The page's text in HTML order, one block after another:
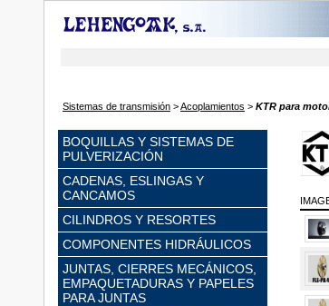
Sistemas de transmisión >Acoplamientos > KTR para
BOQUILLAS Y SISTEMAS DE
PULVERIZACIÓN
CADENAS, ESLINGAS Y
CANCAMOS
CILINDROS Y RESORTES
COMPONENTES HIDRÁULICOS
JUNTAS, CIERRES MECÁNICOS,
EMPAQUETADURAS Y PAPELES
PARA JUNTAS